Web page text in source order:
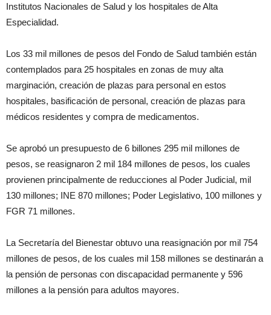
Institutos Nacionales de Salud y los hospitales de Alta
Especialidad.
Los 33 mil millones de pesos del Fondo de Salud también están
contemplados para 25 hospitales en zonas de muy alta
marginación, creación de plazas para personal en estos
hospitales, basificación de personal, creación de plazas para
médicos residentes y compra de medicamentos.
Se aprobó un presupuesto de 6 billones 295 mil millones de
pesos, se reasignaron 2 mil 184 millones de pesos, los cuales
provienen principalmente de reducciones al Poder Judicial, mil
130 millones; INE 870 millones; Poder Legislativo, 100 millones y
FGR 71 millones.
La Secretaría del Bienestar obtuvo una reasignación por mil 754
millones de pesos, de los cuales mil 158 millones se destinarán a
la pensión de personas con discapacidad permanente y 596
millones a la pensión para adultos mayores.